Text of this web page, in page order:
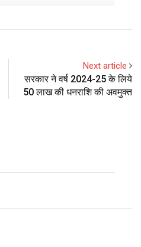
Next article
सरकार ने वर्ष 2024-25 के लिये
50 लाख की धनराशि की अवमुक्त